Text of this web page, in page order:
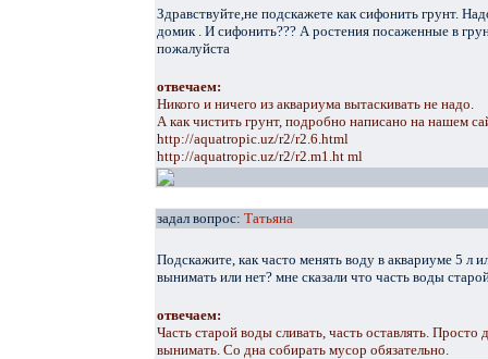
Здравствуйте,не подскажете как сифонить грунт.
домик . И сифонить??? А ростения посаженные в
пожалуйста
отвечаем:
Никого и ничего из аквариума вытаскивать не надо.
А как чистить грунт, подробно написано на нашем
http://aquatropic.uz/r2/r2.6.html
http://aquatropic.uz/r2/r2.m1.ht ml
задал вопрос: Татьяна
Подскажите, как часто менять воду в аквариуме 5 л
вынимать или нет? мне сказали что часть воды
отвечаем:
Часть старой воды сливать, часть оставлять.
вынимать. Со дна собирать мусор обязательно.